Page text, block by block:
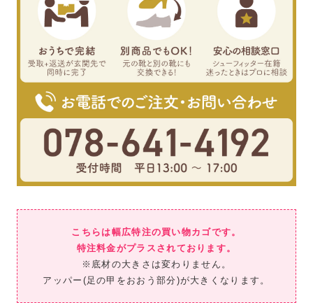
こちらは幅広特注の買い物カゴです。
特注料金がプラスされております。
※底材の大きさは変わりません。
アッパー(足の甲をおおう部分)が大きくなります。